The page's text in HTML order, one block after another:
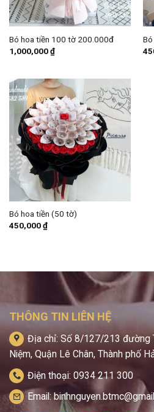
Bó hoa tiền 100 tờ 200.000đ
1,000,000₫
Bó hoa tiền (50 tờ)
450,000₫
THÔNG TIN LIÊN HỆ
Địa chỉ: Số 8/127/213 đường
Niệm, Quận Lê Chân, Thành phố
Điện thoại: 0934 211 300
Email: